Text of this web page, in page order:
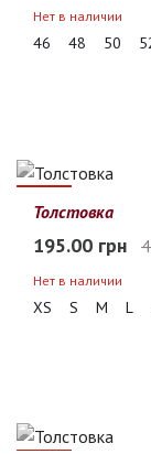
Нет в наличии
46 48 50
56%
Толстовка
195.00 грн
Нет в наличии
XS S M L